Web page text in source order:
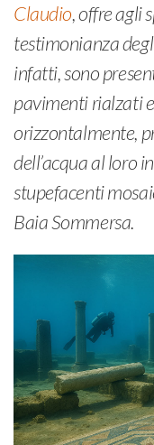
Claudio, offre agli
testimonianza
infatti, sono
pavimenti rialzati
orizzontalmente,
dell’acqua al loro
stupefacenti
Baia Sommersa.